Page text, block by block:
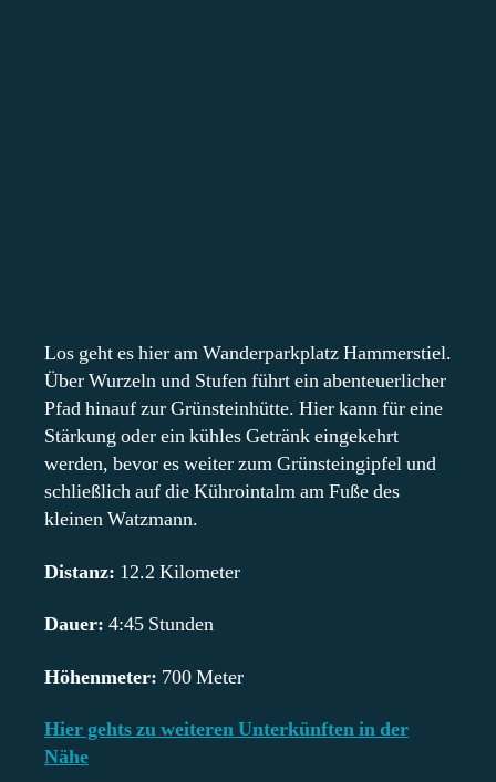
Los geht es hier am Wanderparkplatz Hammerstiel.
Über Wurzeln und Stufen führt ein abenteuerlicher
Pfad hinauf zur Grünsteinhütte. Hier kann für eine
Stärkung oder ein kühles Getränk eingekehrt
werden, bevor es weiter zum Grünsteingipfel und
schließlich auf die Kührointalm am Fuße des
kleinen Watzmann.
Distanz: 12.2 Kilometer
Dauer: 4:45 Stunden
Höhenmeter: 700 Meter
Hier gehts zu weiteren Unterkünften in der
Nähe